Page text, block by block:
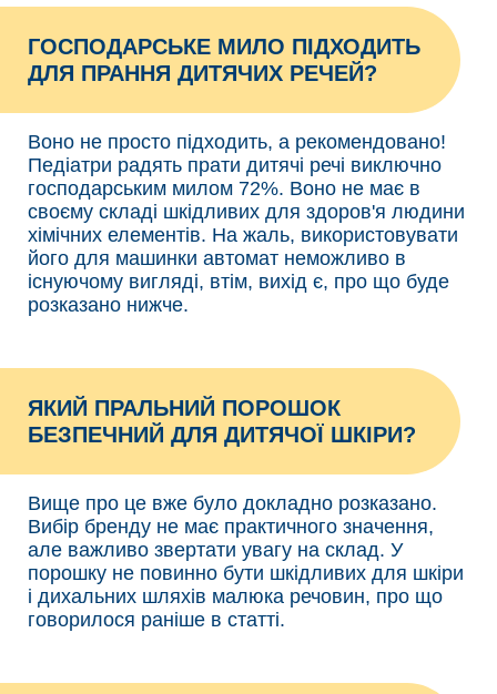
ГОСПОДАРСЬКЕ МИЛО ПІДХОДИТЬ
ДЛЯ ПРАННЯ ДИТЯЧИХ РЕЧЕЙ?
Воно не просто підходить, а рекомендовано!
Педіатри радять прати дитячі речі виключно
господарським милом 72%. Воно не має в
своєму складі шкідливих для здоров'я людини
хімічних елементів. На жаль, використовувати
його для машинки автомат неможливо в
існуючому вигляді, втім, вихід є, про що буде
розказано нижче.
ЯКИЙ ПРАЛЬНИЙ ПОРОШОК
БЕЗПЕЧНИЙ ДЛЯ ДИТЯЧОЇ ШКІРИ?
Вище про це вже було докладно розказано.
Вибір бренду не має практичного значення,
але важливо звертати увагу на склад. У
порошку не повинно бути шкідливих для шкіри
і дихальних шляхів малюка речовин, про що
говорилося раніше в статті.